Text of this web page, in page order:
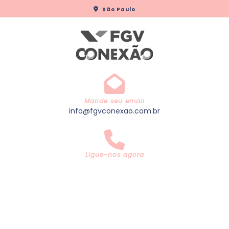
to
São Paulo
Mande seu email
info@fgvconexao.com.br
Ligue-nos agora